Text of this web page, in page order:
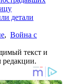
детали
, Война с
текст и
редакции.